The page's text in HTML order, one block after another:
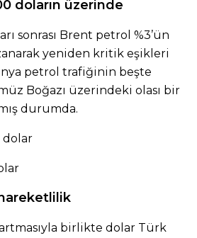
doların üzerinde
sonrası Brent petrol %3’ün
yeniden kritik eşikleri
petrol trafiğinin beşte
Boğazı üzerindeki olası bir
durumda.
dolar
birlikte dolar Türk